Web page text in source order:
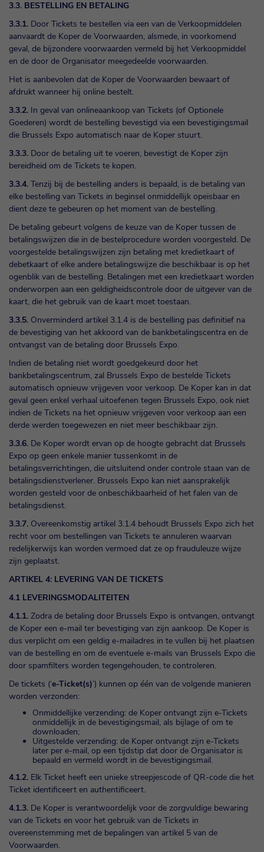
3.3. BESTELLING EN BETALING
3.3.1. Door Tickets te bestellen via een van de Verkoopmiddelen
aanvaardt de Koper de Voorwaarden, alsmede, in voorkomend
geval, de bijzondere voorwaarden vermeld bij het Verkoopmiddel
en de door de Organisator meegedeelde voorwaarden.
Het is aanbevolen dat de Koper de Voorwaarden bewaart of
afdrukt wanneer hij online bestelt.
3.3.2. In geval van onlineaankoop van Tickets (of Optionele
Goederen) wordt de bestelling bevestigd via een bevestigingsmail
die Brussels Expo automatisch naar de Koper stuurt.
3.3.3. Door de betaling uit te voeren, bevestigt de Koper zijn
bereidheid om de Tickets te kopen.
3.3.4. Tenzij bij de bestelling anders is bepaald, is de betaling van
elke bestelling van Tickets in beginsel onmiddellijk opeisbaar en
dient deze te gebeuren op het moment van de bestelling.
De betaling gebeurt volgens de keuze van de Koper tussen de
betalingswijzen die in de bestelprocedure worden voorgesteld. De
voorgestelde betalingswijzen zijn betaling met kredietkaart of
debetkaart of elke andere betalingswijze die beschikbaar is op het
ogenblik van de bestelling. Betalingen met een kredietkaart worden
onderworpen aan een geldigheidscontrole door de uitgever van de
kaart, die het gebruik van de kaart moet toestaan.
3.3.5. Onverminderd artikel 3.1.4 is de bestelling pas definitief na
de bevestiging van het akkoord van de bankbetalingscentra en de
ontvangst van de betaling door Brussels Expo.
Indien de betaling niet wordt goedgekeurd door het
bankbetalingscentrum, zal Brussels Expo de bestelde Tickets
automatisch opnieuw vrijgeven voor verkoop. De Koper kan in dat
geval geen enkel verhaal uitoefenen tegen Brussels Expo, ook niet
indien de Tickets na het opnieuw vrijgeven voor verkoop aan een
derde werden toegewezen en niet meer beschikbaar zijn.
3.3.6. De Koper wordt ervan op de hoogte gebracht dat Brussels
Expo op geen enkele manier tussenkomt in de
betalingsverrichtingen, die uitsluitend onder controle staan van de
betalingsdienstverlener. Brussels Expo kan niet aansprakelijk
worden gesteld voor de onbeschikbaarheid of het falen van de
betalingsdienst.
3.3.7. Overeenkomstig artikel 3.1.4 behoudt Brussels Expo zich het
recht voor om bestellingen van Tickets te annuleren waarvan
redelijkerwijs kan worden vermoed dat ze op frauduleuze wijze
zijn geplaatst.
ARTIKEL 4: LEVERING VAN DE TICKETS
4.1 LEVERINGSMODALITEITEN
4.1.1. Zodra de betaling door Brussels Expo is ontvangen, ontvangt
de Koper een e-mail ter bevestiging van zijn aankoop. De Koper is
dus verplicht om een geldig e-mailadres in te vullen bij het plaatsen
van de bestelling en om de eventuele e-mails van Brussels Expo die
door spamfilters worden tegengehouden, te controleren.
De tickets (‘e-Ticket(s)’) kunnen op één van de volgende manieren
worden verzonden:
Onmiddellijke verzending: de Koper ontvangt zijn e-Tickets
onmiddellijk in de bevestigingsmail, als bijlage of om te
downloaden;
Uitgestelde verzending: de Koper ontvangt zijn e-Tickets
later per e-mail, op een tijdstip dat door de Organisator is
bepaald en vermeld wordt in de bevestigingsmail.
4.1.2. Elk Ticket heeft een unieke streepjescode of QR-code die het
Ticket identificeert en authentificeert.
4.1.3. De Koper is verantwoordelijk voor de zorgvuldige bewaring
van de Tickets en voor het gebruik van de Tickets in
overeenstemming met de bepalingen van artikel 5 van de
Voorwaarden.